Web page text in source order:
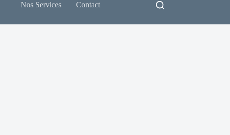
Nos Services Contact